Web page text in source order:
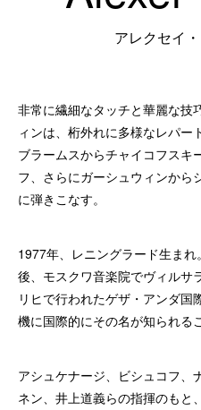
アレクセイ
非常に繊細なタッチと華麗な技
ィンは、桁外れに多様なレパー
ブラームスからチャイコフスキ
フ、さらにガーシュウィンから
に弾きこなす。
1977年、レニングラード生ま
後、モスクワ音楽院でヴィルサ
リヒで行われたゲザ・アンダ国
機に国際的にその名が知られる
アシュケナージ、ビシュコフ、
ネン、井上道義らの指揮のもと